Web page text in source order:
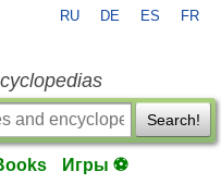
RU DE ES FR
Search!
Игры ⚽